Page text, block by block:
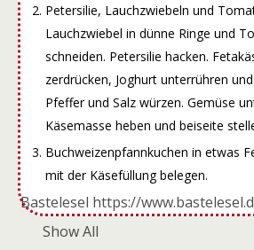
Petersilie, Lauchzwiebeln und
Lauchzwiebel in dünne Ringe und
schneiden. Petersilie hacken.
zerdrücken, Joghurt unterrühren
Pfeffer und Salz würzen. Gemüse
Käsemasse heben und beiseite
Buchweizenpfannkuchen in etwas
mit der Käsefüllung belegen.
Bastelesel https://
Show All